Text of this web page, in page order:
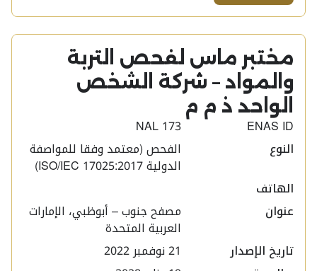
مختبر ماس لفحص التربة
والمواد – شركة الشخص
الواحد ذ م م ​
ENAS ID
NAL 173
النوع
الفحص (معتمد وفقا للمواصفة
الدولية ISO/IEC 17025:2017)
الهاتف
عنوان
مصفح جنوب – أبوظبي، الإمارات
العربية المتحدة
تاريخ الإصدار